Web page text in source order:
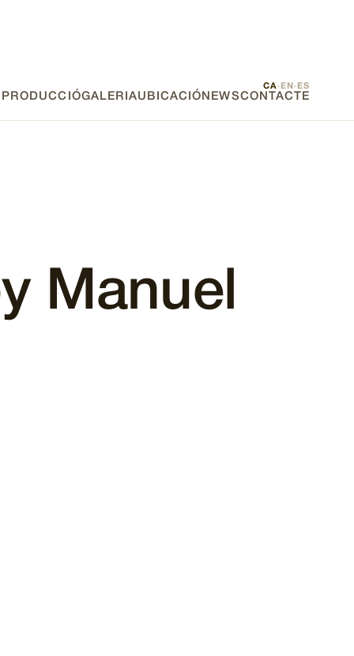
CA· EN· ES
GALERIAUBICACIÓ NEWSCONTACTE
Manuel